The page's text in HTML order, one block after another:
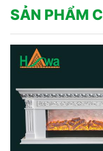
SẢN PHẨM